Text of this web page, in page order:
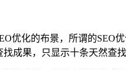
优化的布景，所谓的SEO
成果，只显示十条天然查找